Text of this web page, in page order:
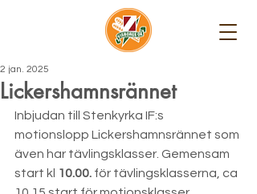
Lickershamnsrännet
2 jan. 2025
Inbjudan till Stenkyrka IF:s
motionslopp Lickershamnsrännet som
även har tävlingsklasser. Gemensam
start kl 10.00. för tävlingsklasserna, ca